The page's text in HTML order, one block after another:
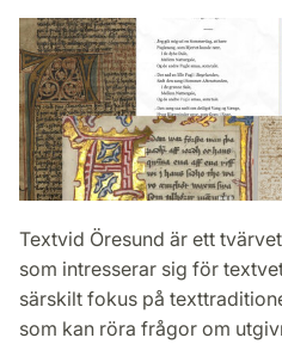
Textvid Öresund är ett
som intresserar sig för
särskilt fokus på
som kan röra frågor om